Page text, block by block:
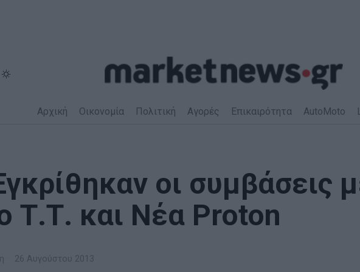
Αρχική Οικονομία Πολιτική Αγορές Επικαιρότητα AutoMoto
οι συμβάσεις
Τ.Τ. και Νέα Proton
26 Αυγούστου 2013